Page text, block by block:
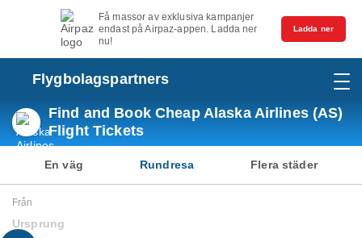
Få massor av exklusiva kampanjer
endast på Airpaz-appen. Ladda ner
nu!
Ladda ner
Flygbolagspartners
Find and Book Cheap Alaska Airlines (AS)
Flight Tickets
En väg Rundresa Flera städer
Från
Ursprung